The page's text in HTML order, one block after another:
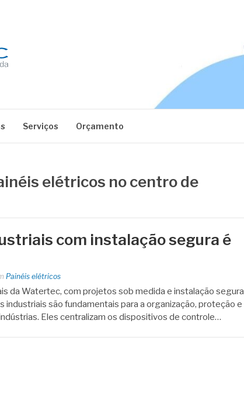
Serviços Orçamento
elétricos no centro de
com instalação segura é
Painéis elétricos
da Watertec, com projetos sob medida e instalação segura
industriais são fundamentais para a organização, proteção e
Eles centralizam os dispositivos de controle…